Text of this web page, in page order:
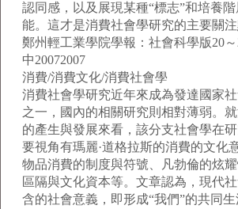
認同感，以及展現某種“標志”和培養
能。這才是消費社會學研究的主要關注
鄭州輕工業學院學報：社會科學版20
中20072007
消費/消費文化/消費社會學
消費社會學研究近年來成為發達國家
之一，國內的相關研究則相對薄弱。
的產生與發展來看，該分支社會學在
要視角有瑪麗·道格拉斯的消費的文化
物品消費的制度與符號、凡勃倫的炫
區隔與文化資本等。文章認為，現代
含的社會意義，即形成“我們”的共同